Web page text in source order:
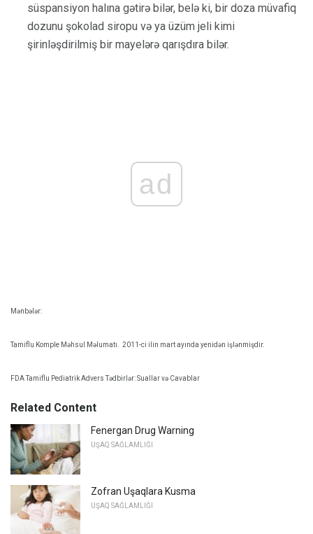
süspansiyon halına gətirə bilər, belə ki, bir doza müvafiq
dozunu şokolad siropu və ya üzüm jeli kimi
şirinləşdirilmiş bir mayelərə qarışdıra bilər.
ad
Mənbələr:
Tamiflu Komple Məhsul Məlumatı. 2011-ci ilin mart ayında yenidən işlənmişdir.
FDA Tamiflu Pediatrik Advers Tədbirlər: Suallar və Cavablar
Related Content
Fenergan Drug Warning
UŞAQ SAĞLAMLIĞI
Zofran Uşaqlara Kusma
UŞAQ SAĞLAMLIĞI